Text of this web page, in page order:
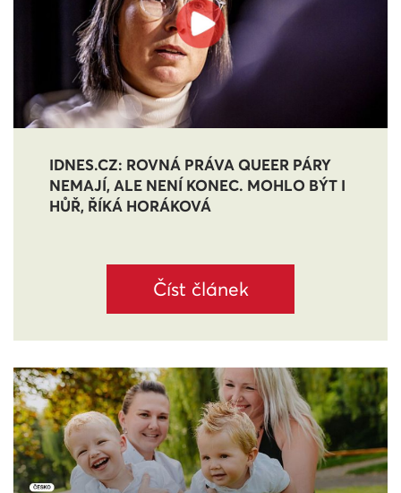
IDNES.CZ: ROVNÁ PRÁVA QUEER PÁRY
NEMAJÍ, ALE NENÍ KONEC. MOHLO BÝT I
HŮŘ, ŘÍKÁ HORÁKOVÁ
Číst článek